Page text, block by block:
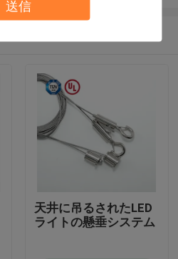
送信
天井に吊るされたLED
ライトの懸垂システム